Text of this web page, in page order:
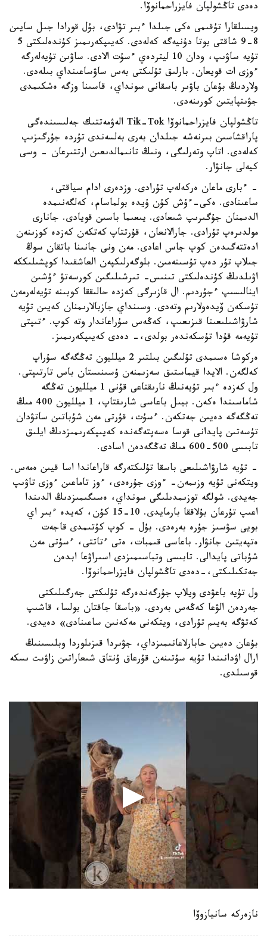
دەدى تاڭشولپان فايزراحمانوۆا.
ويسىلقارا تۇقىمى ەكى جىلدا ءبىر تۋادى، بۇل قورادا جىل سايىن
8-9 شاقتى بوتا دۇنيەگە كەلەدى. كەيىپكەرىمىز كۇندەلىكتى 5
تۇيە ساۋىپ، ودان 10 ليتردەي ءسۇت الادى. ساۋىن تۇيەلەرگە
ءوزى ات قويعان. بارلىق تۇلىكتى بەس ساۋساعىنداي بىلەدى.
ولاردىڭ بۇعان باۋىر باسقانى سونداي، قاسىنا وزگە ەشكىمدى
جۋىتپايتىن كورىنەدى.
تاڭشولپان فايزراحمانوۆا Tik-Tok الەۋمەتتىك جەلىسىندەگى
پاراقشاسىن بىرنەشە جىلدان بەرى بەلسەندى تۇردە جۇرگىزىپ
كەلەدى. اتاپ وتەرلىگى، ونىڭ تانىمالدىعىن ارتتىرعان - وسى
كيەلى جانۋار.
- ءبارى ماعان ەركەلەپ تۇرادى. وزدەرى ادام سياقتى،
ساعىنادى. ەكى-ءۇش كۇن ۇيدە بولماسام، كەلگەنىمدە
الدىمنان جۇگىرىپ شىعادى. يىعىما باسىن قويادى. جانارى
مولدىرەپ تۇرادى. جارالانعان، قۇرتتاپ كەتكەن كەزدە كوزىنەن
ادەتتەگىدەن كوپ جاس اعادى. مەن ونى جانىنا باتقان سوڭ
جىلاپ تۇر دەپ تۇسىنەمىن. بلوگەرلىكپەن العاشقىدا كوپشىلىككە
اۋىلدىڭ كۇندەلىكتى تىنىس- تىرشىلىگىن كورسەتۋ ءۇشىن
اينالىسىپ ءجۇردىم. ال قازىرگى كەزدە حالىققا كوبىنە تۇيەلەرمەن
تۇسكەن ۆيدەولارىم وتەدى. وسىنداي جازبالارىمنان كەيىن تۇيە
شارۋاشىلىعىنا قىزىعىپ، كەڭەس سۇراعاندار وتە كوپ. ءتىپتى
تۇيەمە قۇدا تۇسكەندەر بولدى،- دەدى كەيىپكەرىمىز.
ەركوشا ەسىمدى تۇلىگىن بىلتىر 2 ميلليون تەڭگەگە سۇراپ
كەلگەن. الايدا قيماستىق سەزىمنەن ۇسىنىستان باس تارتىپتى.
ول كەزدە ءبىر تۇيەنىڭ نارىقتاعى قۇنى 1 ميلليون تەڭگە
شاماسىندا ەكەن. بيىل باعاسى شارىقتاپ، 1 ميلليون 400 مىڭ
تەڭگەگە دەيىن جەتكەن. ءسۇت، قۇرتى مەن شۇباتىن ساتۋدان
تۇسەتىن پايدانى قوسا ەسەپتەگەندە كەيىپكەرىمىزدىڭ ايلىق
تابىسى 500-600 مىڭ تەڭگەدەن اسادى.
- تۇيە شارۋاشىلىعى باسقا تۇلىكتەرگە قاراعاندا اسا قيىن ەمەس.
ويتكەنى تۇيە وزىمەن- ءوزى جۇرەدى، ءوز تاماعىن ءوزى تاۋىپ
جەيدى. شولگە توزىمدىلىگى سونداي، ەسىگىمىزدىڭ الدىندا
اعىپ تۇرعان بۇلاققا بارمايدى. 10-15 كۇن، كەيدە ءبىر اي
بويى سۋسىز جۇرە بەرەدى. بۇل - كوپ كۇتىمدى قاجەت
ەتپەيتىن جانۋار. باعاسى قىمبات، ەتى ءتاتتى، ءسۇتى مەن
شۇباتى پايدالى. تابىسى وتباسىمىزدى اسىراۋعا ابدەن
جەتكىلىكتى،-دەدى تاڭشولپان فايزراحمانوۆا.
ول تۇيە باعۋدى ويلاپ جۇرگەندەرگە تۇلىكتى جەرگىلىكتى
جەردەن الۋعا كەڭەس بەردى. «باسقا جاقتان بولسا، قاشىپ
كەتۋگە بەيىم تۇرادى، ويتكەنى مەكەنىن ساعىنادى» دەيدى.
بۇعان دەيىن حابارلاعانىمىزداي، جۋىردا قىزىلوردا وبلىسىنىڭ
ارال اۋدانىندا تۇيە سۇتىنەن قۇرعاق ۇنتاق شىعاراتىن زاۋىت ىسكە
قوسىلدى.
نازەركە سانيازوۆا